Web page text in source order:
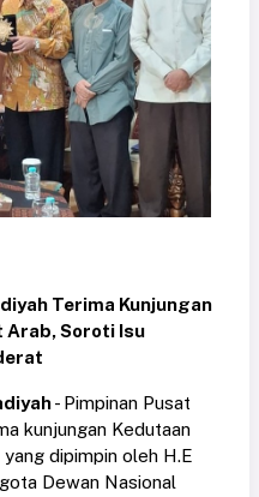
Terima Kunjungan
Arab, Soroti Isu
- Pimpinan Pusat
kunjungan Kedutaan
dipimpin oleh H.E
Dewan Nasional